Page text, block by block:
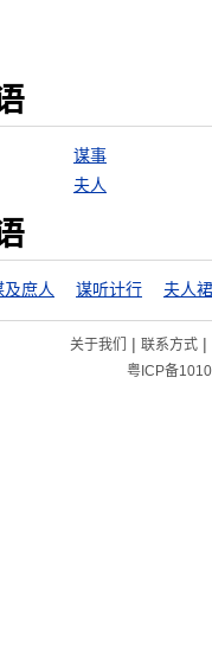
谋事
夫人
及庶人 谋听计行 夫人
关于我们 | 联系方式|
粤ICP备